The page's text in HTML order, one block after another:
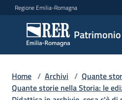
Vai al contenuto
Vai alla navigazione
Vai al footer
Regione Emilia-Romagna
Patrimonio
culturale
Argomenti
Home / Archivi / Quante
Quante storie nella Storia: le